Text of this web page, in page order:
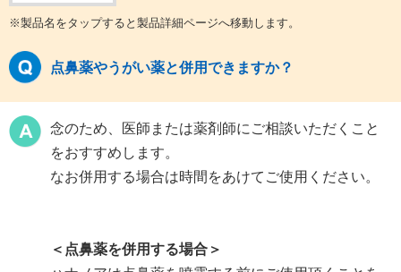
※製品名をタップすると製品詳細ページへ移動します。
点鼻薬やうがい薬と併用できますか？
念のため、医師または薬剤師にご相談いただくこと
をおすすめします。
なお併用する場合は時間をあけてご使用ください。
＜点鼻薬を併用する場合＞